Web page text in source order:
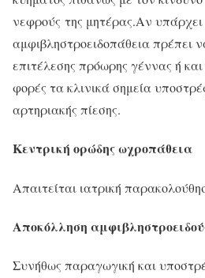
νεφρούς της μητέρας.Αν
αμφιβληστροειδοπάθεια πρέπει
επιτέλεσης πρόωρης γέννας ή
φορές τα κλινικά σημεία
αρτηριακής πίεσης.
Κεντρική ορώδης ωχροπάθεια
Απαιτείται ιατρική
Αποκόλληση
Συνήθως παραγωγική και